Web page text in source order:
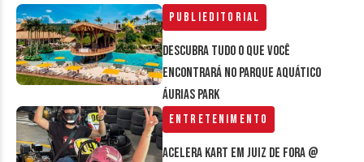
Publieditorial
Descubra tudo o que você
encontrará no parque aquático
Áurias Park
Entretenimento
Acelera Kart em Juiz de Fora @